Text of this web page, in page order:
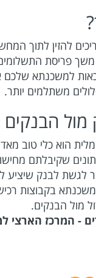
להזין לתוך
פריסת
למשכנתא שלכם
משתלמים יותר.
הבנקים
הוא כלי טוב
שקיבלתם
לגשת לבנק
בקבוצות
מול הבנקים.
- המרכז